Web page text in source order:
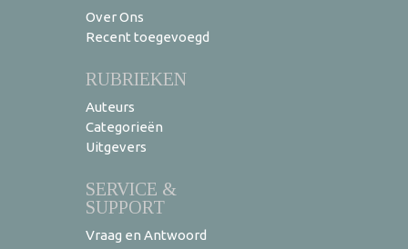
Over Ons
Recent toegevoegd
RUBRIEKEN
Auteurs
Categorieën
Uitgevers
SERVICE &
SUPPORT
Vraag en Antwoord